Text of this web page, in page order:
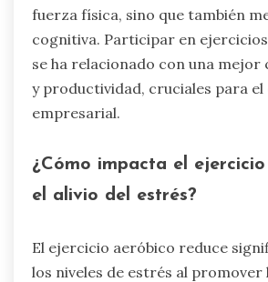
fuerza física, sino que también
cognitiva. Participar en
se ha relacionado con una
y productividad, cruciales para el
empresarial.
¿Cómo impacta el
el alivio del estrés?
El ejercicio aeróbico reduce
los niveles de estrés al promover